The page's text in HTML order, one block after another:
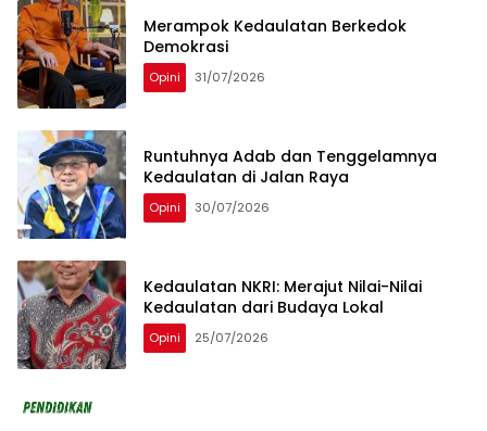
Merampok Kedaulatan Berkedok
Demokrasi
Opini 31/07/2026
Runtuhnya Adab dan Tenggelamnya
Kedaulatan di Jalan Raya
Opini 30/07/2026
Kedaulatan NKRI: Merajut Nilai-Nilai
Kedaulatan dari Budaya Lokal
Opini 25/07/2026